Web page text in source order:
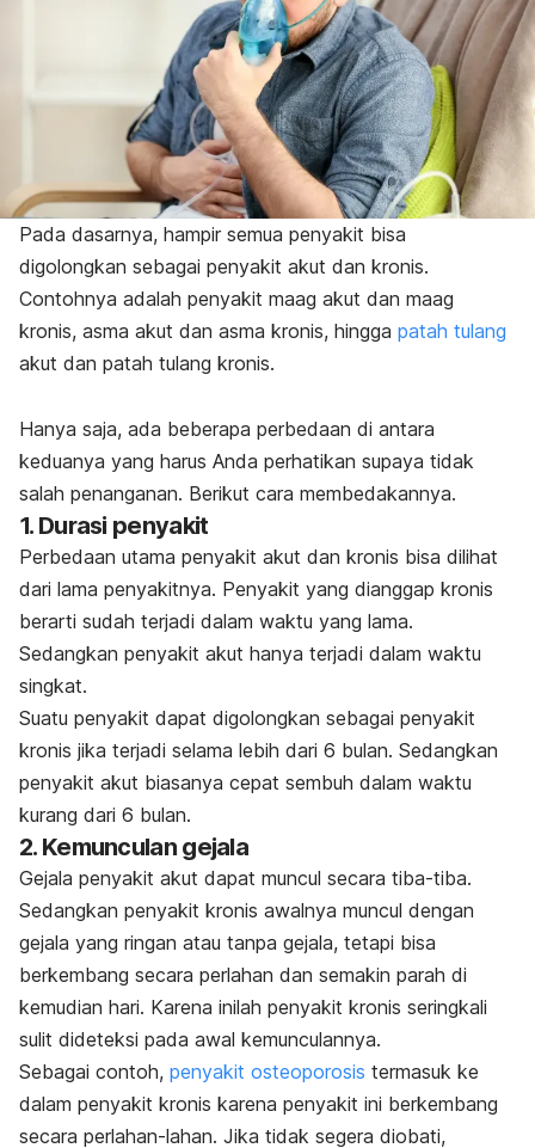
Pada dasarnya, hampir semua penyakit bisa
digolongkan sebagai penyakit akut dan kronis.
Contohnya adalah penyakit maag akut dan maag
kronis, asma akut dan asma kronis, hingga patah tulang
akut dan patah tulang kronis.
Hanya saja, ada beberapa perbedaan di antara
keduanya yang harus Anda perhatikan supaya tidak
salah penanganan. Berikut cara membedakannya.
1. Durasi penyakit
Perbedaan utama penyakit akut dan kronis bisa dilihat
dari lama penyakitnya. Penyakit yang dianggap kronis
berarti sudah terjadi dalam waktu yang lama.
Sedangkan penyakit akut hanya terjadi dalam waktu
singkat.
Suatu penyakit dapat digolongkan sebagai penyakit
kronis jika terjadi selama lebih dari 6 bulan. Sedangkan
penyakit akut biasanya cepat sembuh dalam waktu
kurang dari 6 bulan.
2. Kemunculan gejala
Gejala penyakit akut dapat muncul secara tiba-tiba.
Sedangkan penyakit kronis awalnya muncul dengan
gejala yang ringan atau tanpa gejala, tetapi bisa
berkembang secara perlahan dan semakin parah di
kemudian hari. Karena inilah penyakit kronis seringkali
sulit dideteksi pada awal kemunculannya.
Sebagai contoh, penyakit osteoporosis termasuk ke
dalam penyakit kronis karena penyakit ini berkembang
secara perlahan-lahan. Jika tidak segera diobati,